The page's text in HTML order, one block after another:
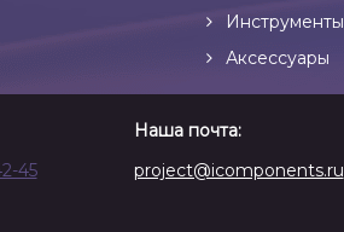
Инструменты
Аксессуары
45
Наша почта:
project@icomponents.ru